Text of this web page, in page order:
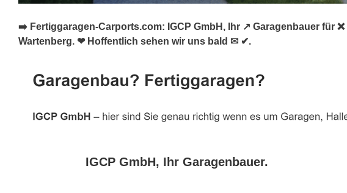
➡️ Fertiggaragen-Carports.com: IGCP GmbH, Ihr ↗️ Garagenbauer für
Wartenberg. ❤ Hoffentlich sehen wir uns bald ✉ ✔.
IGCP GmbH, Ihr Garagenbauer.